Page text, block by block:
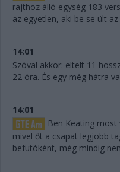
rajthoz álló egység 183
az egyetlen, aki be se ült
14:01
Szóval akkor: eltelt 11
22 óra. És egy még hátra
14:01
Ben Keating
mivel őt a csapat legjobb
befutóként, még mindig